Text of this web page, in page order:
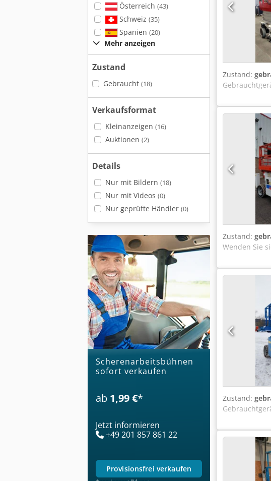
Österreich (43)
Schweiz (35)
Spanien (20)
Mehr anzeigen
Zustand
Gebraucht (18)
Verkaufsformat
Kleinanzeigen (16)
Auktionen (2)
Details
Nur mit Bildern (18)
Nur mit Videos (0)
Nur geprüfte Händler (0)
Scherenarbeitsbühnen
sofort verkaufen
ab 1,99 €*
Jetzt informieren
+49 201 857 861 22
provisionsfrei verkaufen
Zustand:
Zustand:
Wenden Sie
Zustand: